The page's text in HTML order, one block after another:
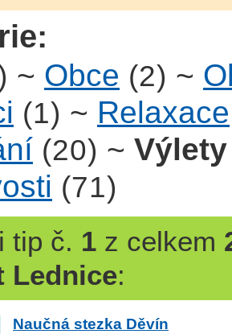
~ Obce (2) ~
(1) ~ Relaxace
(20) ~ Výlety
(71)
tip č. 1z celkem
Lednice:
Naučná stezka Děvín